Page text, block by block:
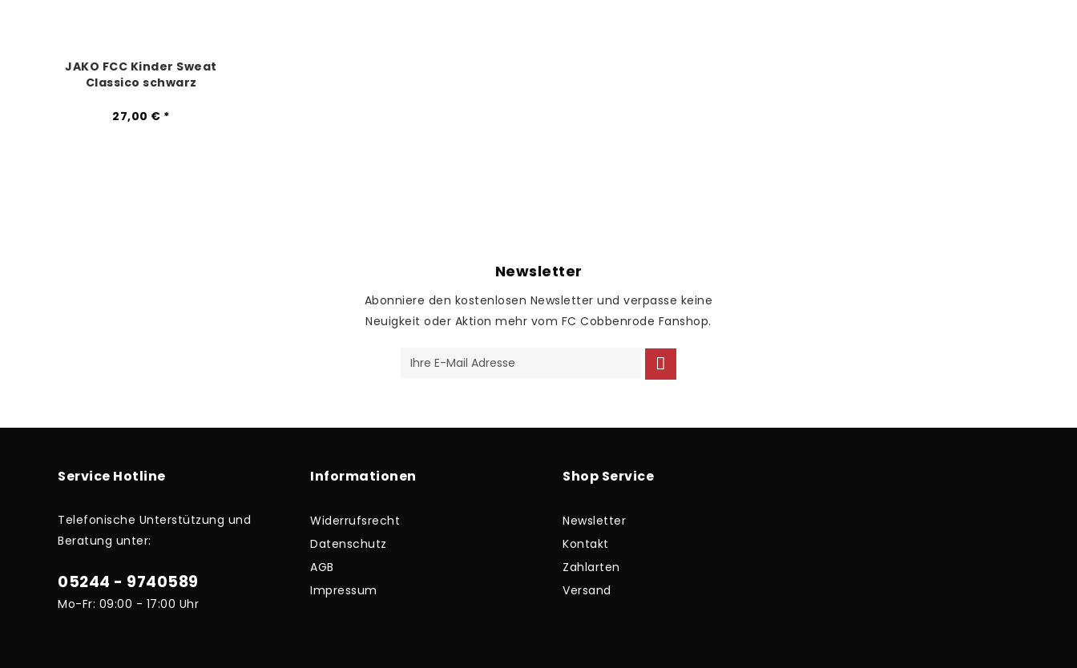
JAKO FCC Kinder Sweat
Classico schwarz
27,00 € *
Newsletter
Abonniere den kostenlosen Newsletter und verpasse keine
Neuigkeit oder Aktion mehr vom FC Cobbenrode Fanshop.
Service Hotline
Telefonische Unterstützung und
Beratung unter:
05244 - 9740589
Mo-Fr: 09:00 - 17:00 Uhr
Informationen
Widerrufsrecht
Datenschutz
AGB
Impressum
Shop Service
Newsletter
Kontakt
Zahlarten
Versand